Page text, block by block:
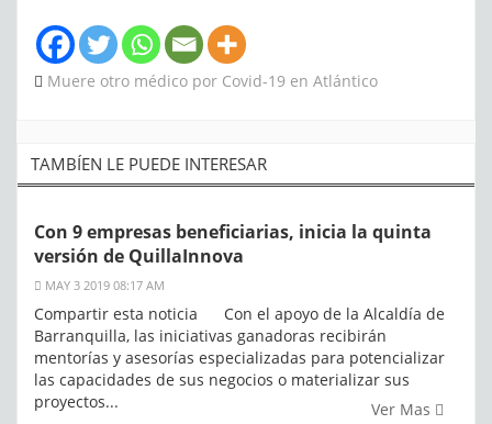
Muere otro médico por Covid-19 en Atlántico
TAMBÍEN LE PUEDE INTERESAR
Con 9 empresas beneficiarias, inicia la quinta
versión de QuillaInnova
MAY 3 2019 08:17 AM
Compartir esta noticia Con el apoyo de la Alcaldía de
Barranquilla, las iniciativas ganadoras recibirán
mentorías y asesorías especializadas para potencializar
las capacidades de sus negocios o materializar sus
proyectos...
Ver Mas